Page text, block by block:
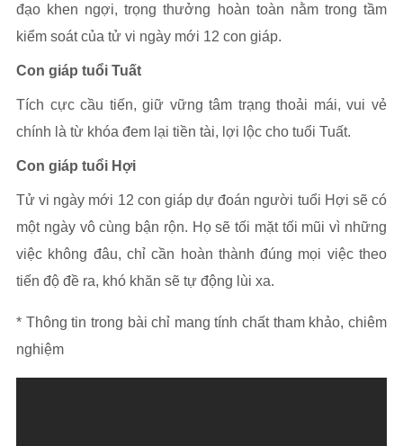
đạo khen ngợi, trọng thưởng hoàn toàn nằm trong tầm
kiểm soát của tử vi ngày mới 12 con giáp.
Con giáp tuổi Tuất
Tích cực cầu tiến, giữ vững tâm trạng thoải mái, vui vẻ
chính là từ khóa đem lại tiền tài, lợi lộc cho tuổi Tuất.
Con giáp tuổi Hợi
Tử vi ngày mới 12 con giáp dự đoán người tuổi Hợi sẽ có
một ngày vô cùng bận rộn. Họ sẽ tối mặt tối mũi vì những
việc không đâu, chỉ cần hoàn thành đúng mọi việc theo
tiến độ đề ra, khó khăn sẽ tự động lùi xa.
* Thông tin trong bài chỉ mang tính chất tham khảo, chiêm
nghiệm